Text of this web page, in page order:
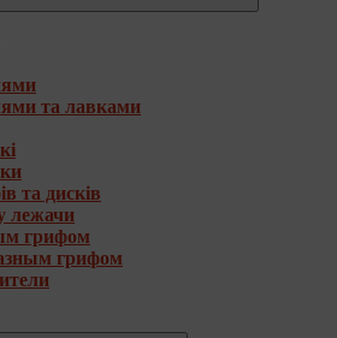
та лавками
та дисків
лежачи
грифом
грифом